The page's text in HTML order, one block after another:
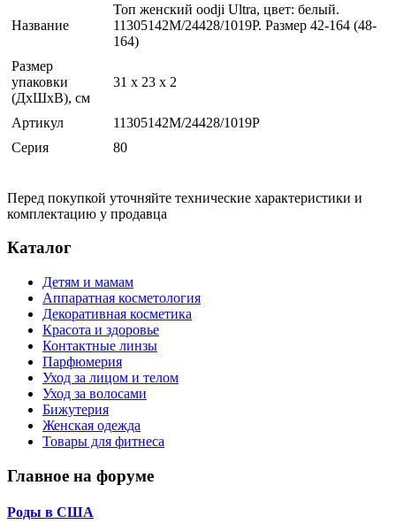
Название
Топ женский oodji Ultra, цвет: белый.
11305142M/24428/1019P. Размер 42-164 (48-
164)
Размер
упаковки
(ДхШхВ), см
31 x 23 x 2
Артикул
11305142M/24428/1019P
Серия
80
Перед покупкой уточняйте технические характеристики и
комплектацию у продавца
Каталог
Детям и мамам
Аппаратная косметология
Декоративная косметика
Красота и здоровье
Контактные линзы
Парфюмерия
Уход за лицом и телом
Уход за волосами
Бижутерия
Женская одежда
Товары для фитнеса
Главное на форуме
Роды в США